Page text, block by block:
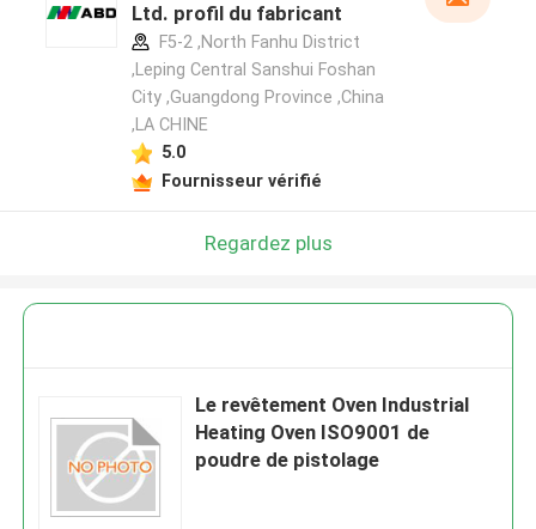
Ltd. profil du fabricant
F5-2 ,North Fanhu District
,Leping Central Sanshui Foshan
City ,Guangdong Province ,China
,LA CHINE
5.0
Fournisseur vérifié
Regardez plus
Le revêtement Oven Industrial
Heating Oven ISO9001 de
poudre de pistolage